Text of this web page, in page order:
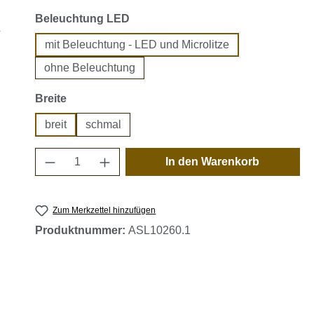
Beleuchtung LED
mit Beleuchtung - LED und Microlitze
ohne Beleuchtung
Breiteauswählen
breit schmal
Produkt Anzahl: Gib den
In den Warenkorb
Zum Merkzettel hinzufügen
Produktnummer:ASL10260.1